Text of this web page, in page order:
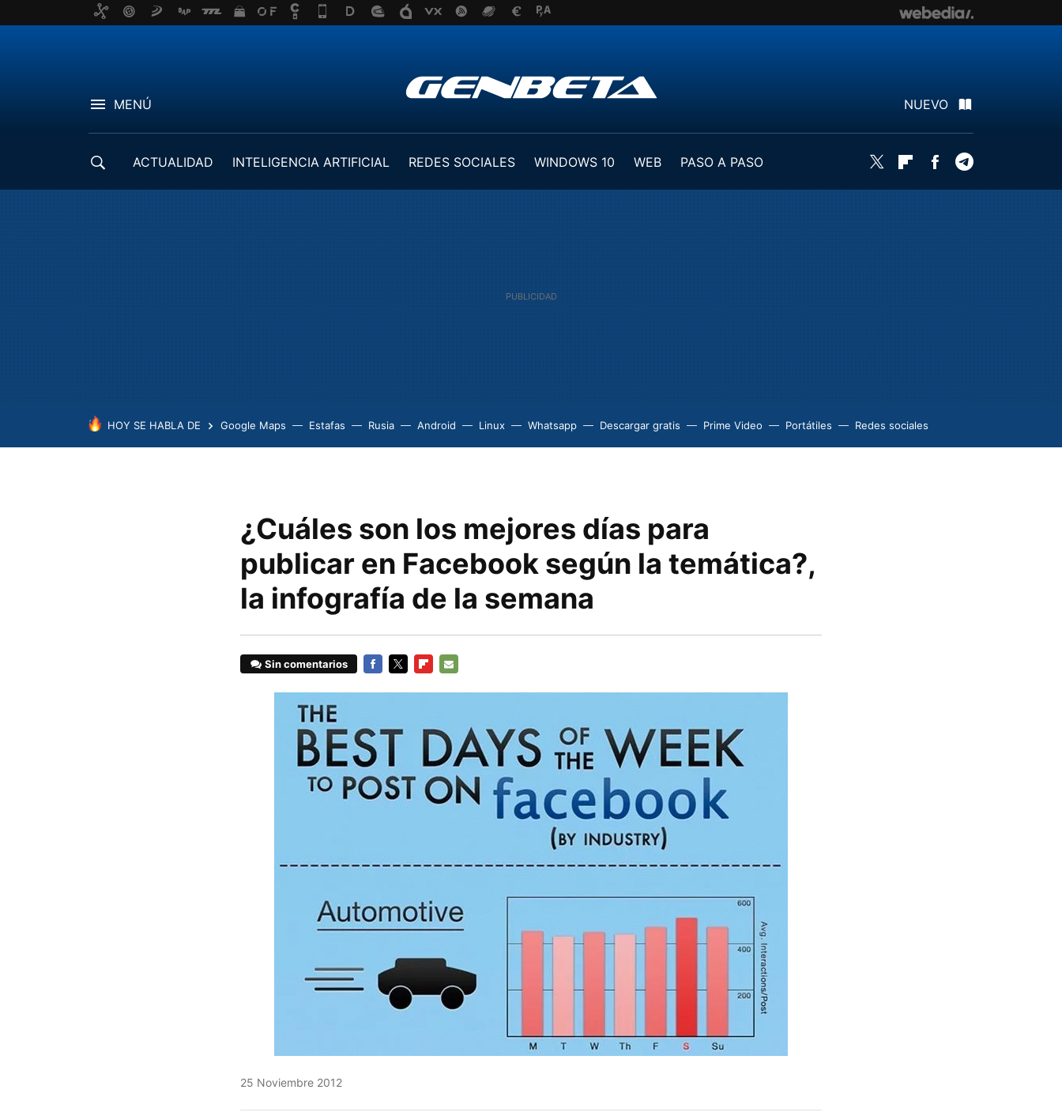
MENÚ NUEVO
ACTUALIDAD INTELIGENCIA ARTIFICIAL REDES SOCIALES WINDOWS 10 WEB
PASO A PASO
Twitter FlipboardFacebook
HOY SE HABLA DE Google Maps Estafas Rusia Android Linux Whatsapp Descargar gratis Prime Video Portátiles Redes sociales
¿Cuáles son los mejores días para
publicar en Facebook según la temática?,
la infografía de la semana
Sin comentarios
25 Noviembre 2012